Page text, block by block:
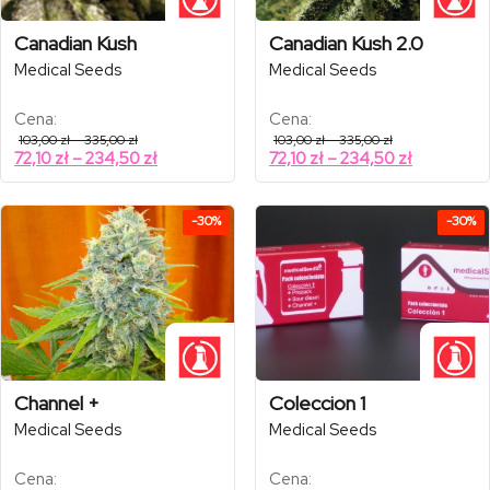
Canadian Kush
Medical Seeds
Cena:
103,00zł–335,00złZakres
cen:
od
103,00 zł
335,00 zł
72,10 zł –234,50 złZakres
cen:
72,10 zł
do
234,50 zł
Canadian Kush 2.0
Medical Seeds
Cena:
103,00zł–335,00złZakres
cen:
od
103,00 zł
335,00 zł
72,10 zł –234,50 złZakres
cen:
72,10 zł
do
234,50 zł
-30%
Channel +
Medical Seeds
Cena:
-30%
Coleccion 1
Medical Seeds
Cena: